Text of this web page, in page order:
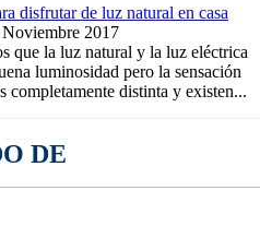
disfrutar de luz natural en casa
2017
que la luz natural y la luz eléctrica
luminosidad pero la sensación
completamente distinta y existen...
DE